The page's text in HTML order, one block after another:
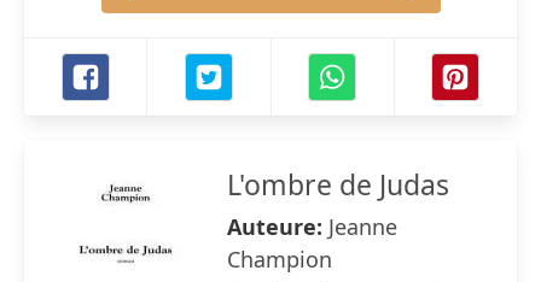
L'ombre de Judas
Auteure: Jeanne
Champion